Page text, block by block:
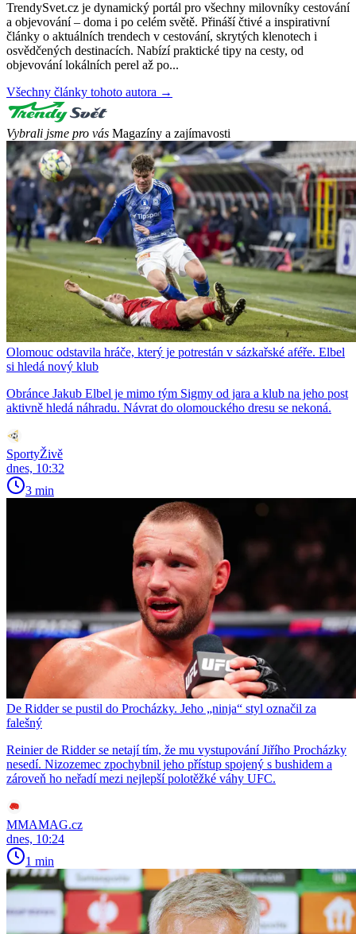
TrendySvet.cz je dynamický portál pro všechny milovníky cestování
a objevování – doma i po celém světě. Přináší čtivé a inspirativní
články o aktuálních trendech v cestování, skrytých klenotech i
osvědčených destinacích. Nabízí praktické tipy na cesty, od
objevování lokálních perel až po...
Všechny články tohoto autora →
Vybrali jsme pro vás Magazíny a zajímavosti
Olomouc odstavila hráče, který je potrestán v sázkařské aféře. Elbel
si hledá nový klub
Obránce Jakub Elbel je mimo tým Sigmy od jara a klub na jeho post
aktivně hledá náhradu. Návrat do olomouckého dresu se nekoná.
SportyŽivě
dnes, 10:32
3 min
De Ridder se pustil do Procházky. Jeho „ninja“ styl označil za
falešný
Reinier de Ridder se netají tím, že mu vystupování Jiřího Procházky
nesedí. Nizozemec zpochybnil jeho přístup spojený s bushidem a
zároveň ho neřadí mezi nejlepší polotěžké váhy UFC.
MMAMAG.cz
dnes, 10:24
1 min